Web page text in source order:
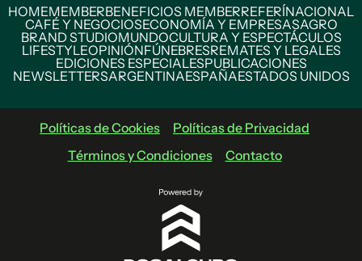
HOMEMEMBERBENEFICIOS MEMBERREFERÍNACIONAL
CAFÉ Y NEGOCIOSECONOMÍA Y EMPRESASAGRO
BRAND STUDIOMUNDOCULTURA Y ESPECTÁCULOS
LIFESTYLEOPINIÓNFÚNEBRESREMATES Y LEGALES
EDICIONES ESPECIALESPUBLICACIONES
NEWSLETTERSARGENTINAESPAÑAESTADOS UNIDOS
Políticas de Cookies
Políticas de Privacidad
Términos y Condiciones
Contacto